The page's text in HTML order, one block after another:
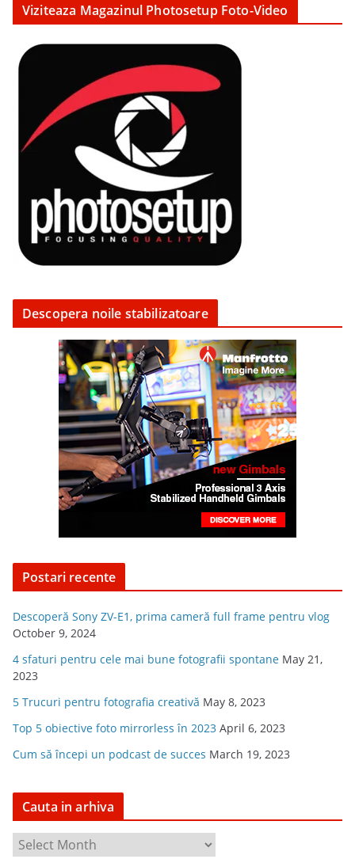
Viziteaza Magazinul Photosetup Foto-Video
Descopera noile stabilizatoare
Postari recente
Descoperă Sony ZV-E1, prima cameră full frame pentru vlog
October 9, 2024
4 sfaturi pentru cele mai bune fotografii spontane May 21,
2023
5 Trucuri pentru fotografia creativă May 8, 2023
Top 5 obiective foto mirrorless în 2023 April 6, 2023
Cum să începi un podcast de succes March 19, 2023
Cauta in arhiva